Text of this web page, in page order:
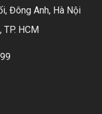
Đông Anh, Hà Nội
HCM